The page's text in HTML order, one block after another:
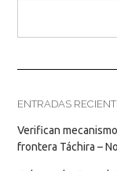
ENTRADAS
Verifican
frontera Táchira –